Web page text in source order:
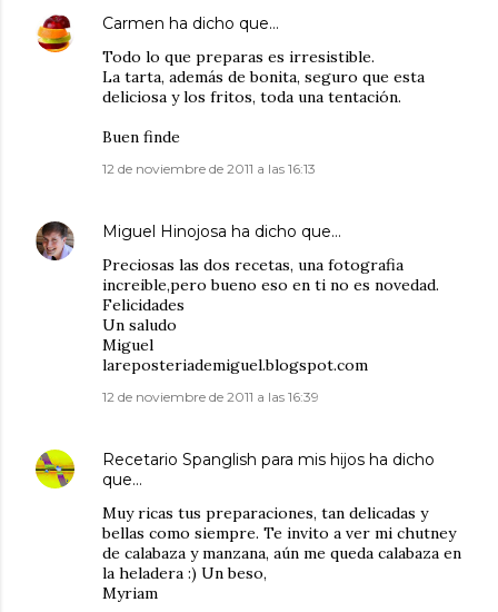
Carmen ha dicho que…
Todo lo que preparas es irresistible.
La tarta, además de bonita, seguro que esta
deliciosa y los fritos, toda una tentación.
Buen finde
12 de noviembre de 2011 a las 16:13
Miguel Hinojosa ha dicho que…
Preciosas las dos recetas, una fotografia
increible,pero bueno eso en ti no es novedad.
Felicidades
Un saludo
Miguel
lareposteriademiguel.blogspot.com
12 de noviembre de 2011 a las 16:39
Recetario Spanglish para mis hijos ha dicho
que…
Muy ricas tus preparaciones, tan delicadas y
bellas como siempre. Te invito a ver mi chutney
de calabaza y manzana, aún me queda calabaza en
la heladera :) Un beso,
Myriam